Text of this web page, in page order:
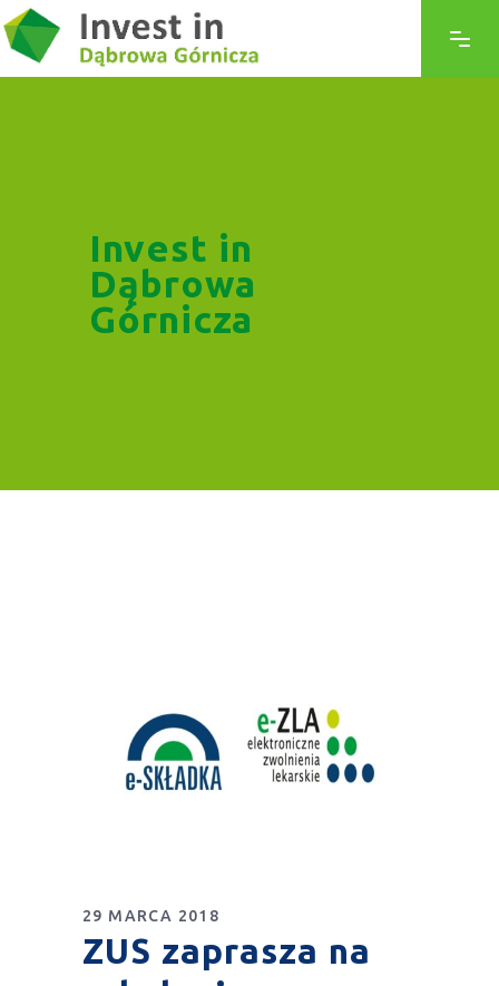
Invest in
Dąbrowa
Górnicza
29 MARCA 2018
ZUS zaprasza na